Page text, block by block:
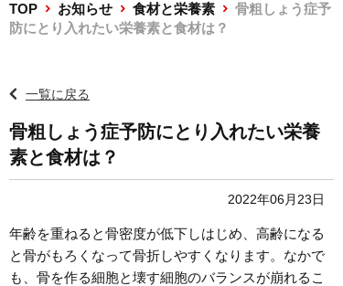
TOP お知らせ 食材と栄養素
骨粗しょう症予
防にとり入れたい栄養素と食材は？
一覧に戻る
骨粗しょう症予防にとり入れたい栄養
素と食材は？
2022年06月23日
年齢を重ねると骨密度が低下しはじめ、高齢になる
と骨がもろくなって骨折しやすくなります。なかで
も、骨を作る細胞と壊す細胞のバランスが崩れるこ